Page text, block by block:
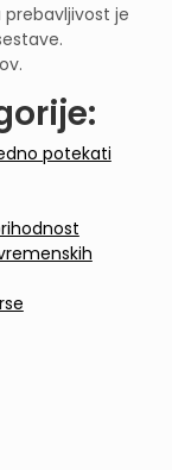
prebavljivost je
potekati